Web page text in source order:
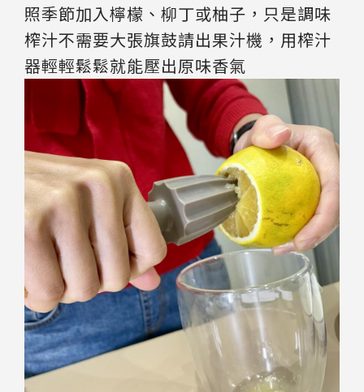
照季節加入檸檬、柳丁或柚子，只是調味
榨汁不需要大張旗鼓請出果汁機，用榨汁
器輕輕鬆鬆就能壓出原味香氣